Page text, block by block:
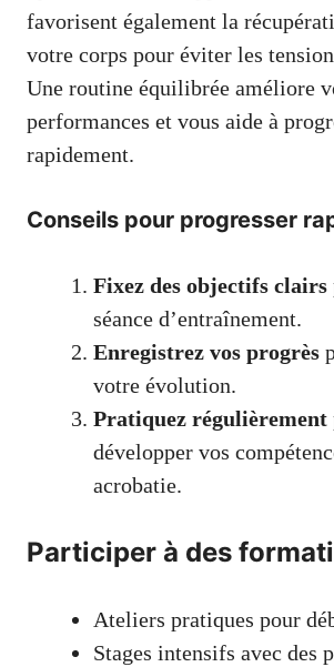
favorisent également la
votre corps pour éviter les
Une routine équilibrée améliore
performances et vous aide à
rapidement.
Conseils pour progresser
Fixez des objectifs clairs
séance d’entraînement.
Enregistrez vos progrès
votre évolution.
Pratiquez régulièrement
développer vos
acrobatie.
Participer à des
Ateliers pratiques pour
Stages intensifs avec des